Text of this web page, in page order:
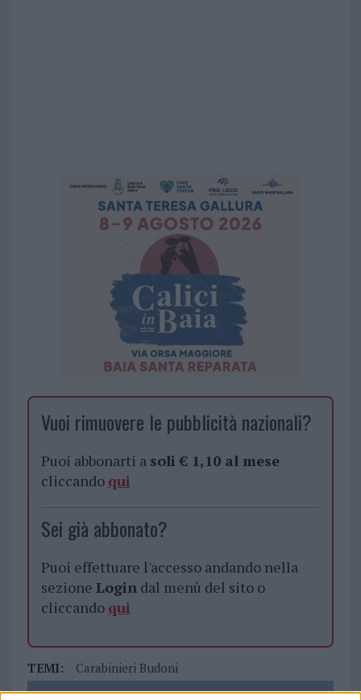
Vuoi rimuovere le pubblicità nazionali?
Puoi abbonarti a soli € 1,10 al mese
cliccando qui
Sei già abbonato?
Puoi effettuare l'accesso andando nella
sezione Logindal menù del sito o
cliccando qui
TEMI: Carabinieri Budoni